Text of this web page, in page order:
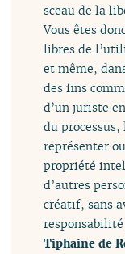
sceau de la
Vous êtes
libres de
et même,
des fins
d’un juriste
du
représenter
propriété
d’autres
créatif, sans
Tiphaine de